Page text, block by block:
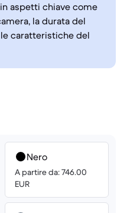
aspetti chiave come
la durata del
caratteristiche del
Nero
A partire da: 746.00
EUR